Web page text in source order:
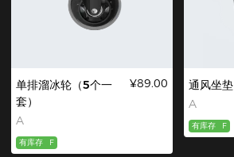
单排溜冰轮（5个一
套）
A
¥89.00
有库存 F
通风坐垫
A
有库存 F